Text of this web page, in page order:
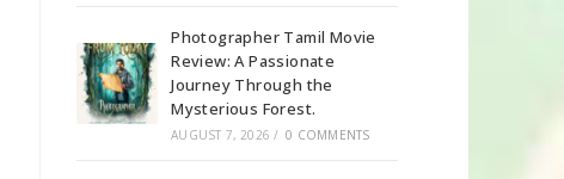
Photographer Tamil Movie
Review: A Passionate
Journey Through the
Mysterious Forest.
AUGUST 7, 2026 / 0 COMMENTS